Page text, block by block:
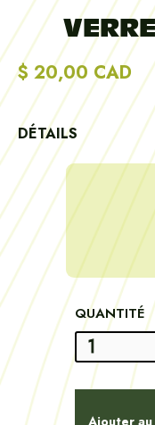
$ 20,00 CAD
DÉTAILS
QUANTITÉ